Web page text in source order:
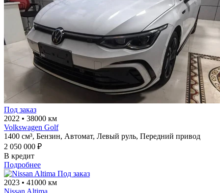
Под заказ
2022 • 38000 км
Volkswagen Golf
1400 см³, Бензин, Автомат, Левый руль, Передний привод
2 050 000 ₽
В кредит
Подробнее
Под заказ
2023 • 41000 км
Nissan Altima